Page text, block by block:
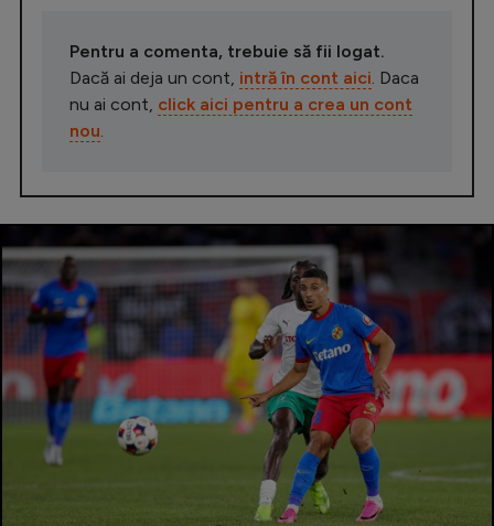
Pentru a comenta, trebuie să fii logat.
Dacă ai deja un cont, intră în cont aici . Daca
nu ai cont, click aici pentru a crea un cont
nou